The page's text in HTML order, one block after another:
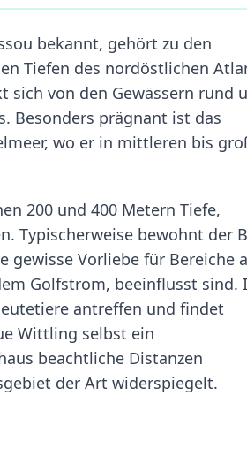
bekannt, gehört zu den
Tiefen des nordöstlichen
von den Gewässern rund
Besonders prägnant ist das
wo er in mittleren bis
200 und 400 Metern Tiefe,
Typischerweise bewohnt der
Vorliebe für Bereiche
Golfstrom, beeinflusst sind.
antreffen und findet
Wittling selbst ein
beachtliche Distanzen
der Art widerspiegelt.